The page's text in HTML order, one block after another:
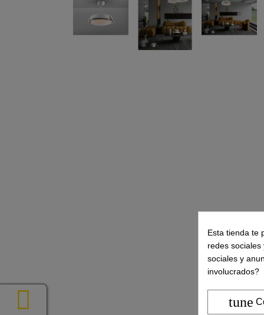
Esta tienda te
redes
sociales y
involucrados?
tune